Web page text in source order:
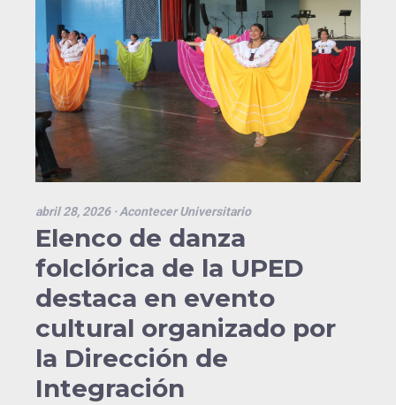
abril 28, 2026· Acontecer Universitario
Elenco de danza
folclórica de la UPED
destaca en evento
cultural organizado por
la Dirección de
Integración